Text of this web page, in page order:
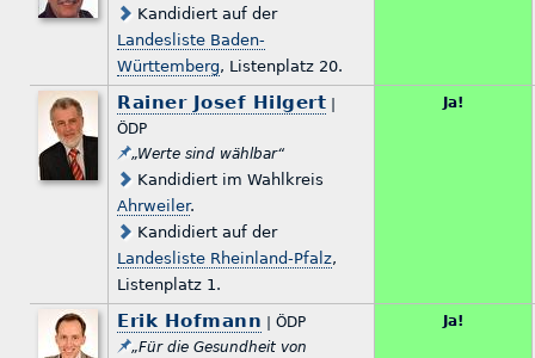
Kandidiert auf der
Landesliste Baden-
Württemberg, Listenplatz 20.
Rainer Josef Hilgert
ÖDP
„Werte sind wählbar“
Kandidiert im Wahlkreis
Ahrweiler.
Kandidiert auf der
Landesliste Rheinland-Pfalz,
Listenplatz 1.
Ja!
Erik Hofmann | ÖDP
„Für die Gesundheit von
Ja!